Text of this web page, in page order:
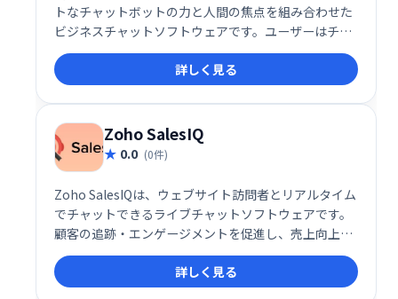
トなチャットボットの力と人間の焦点を組み合わせた
ビジネスチャットソフトウェアです。ユーザーはチャ
ットボットを作成して展開し、顧客、訪問者、潜在的
な顧客と関わり、クエリへのスマートな応答を提供で
きます。
詳しく見る
Zoho SalesIQ
0.0 (0件)
Zoho SalesIQは、ウェブサイト訪問者とリアルタイム
でチャットできるライブチャットソフトウェアです。
顧客の追跡・エンゲージメントを促進し、売上向上に
貢献します。SEOや広告の効果測定にも役立ちます。2
ユーザーまでは無料で利用可能です。 今すぐ無料プラ
ンを始めましょう！
詳しく見る